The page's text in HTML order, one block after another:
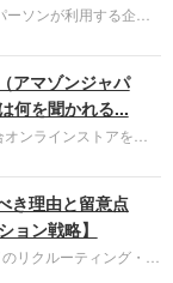
ソンが利用する企業
紹介します。今回はク
ームを提供する
ト・ジャパン）株式会
研究にご活用くださ
アマゾンジャパ
何を聞かれる...
ンラインストアを運
。中途採用面接では
ーダーシップの発揮、
人間性やカルチャーフ
期的に成長できる仲間
ます。
き理由と留意点
ョン戦略】
リクルーティング・パ